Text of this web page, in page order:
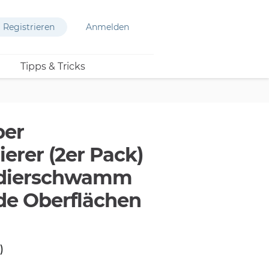
Registrieren Anmelden
Tipps & Tricks
(2er Pack)
Oberflächen